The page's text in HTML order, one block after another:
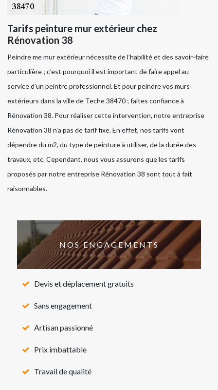
Tarifs peinture mur extérieur chez
Rénovation 38
Peindre me mur extérieur nécessite de l’habilité et des savoir-faire
particulière ; c’est pourquoi il est important de faire appel au
service d’un peintre professionnel. Et pour peindre vos murs
extérieurs dans la ville de Teche 38470 ; faites confiance à
Rénovation 38. Pour réaliser cette intervention, notre entreprise
Rénovation 38 n’a pas de tarif fixe. En effet, nos tarifs vont
dépendre du m2, du type de peinture à utiliser, de la durée des
travaux, etc. Cependant, nous vous assurons que les tarifs
proposés par notre entreprise Rénovation 38 sont tout à fait
raisonnables.
NOS ENGAGEMENTS
Devis et déplacement gratuits
Sans engagement
Artisan passionné
Prix imbattable
Travail de qualité